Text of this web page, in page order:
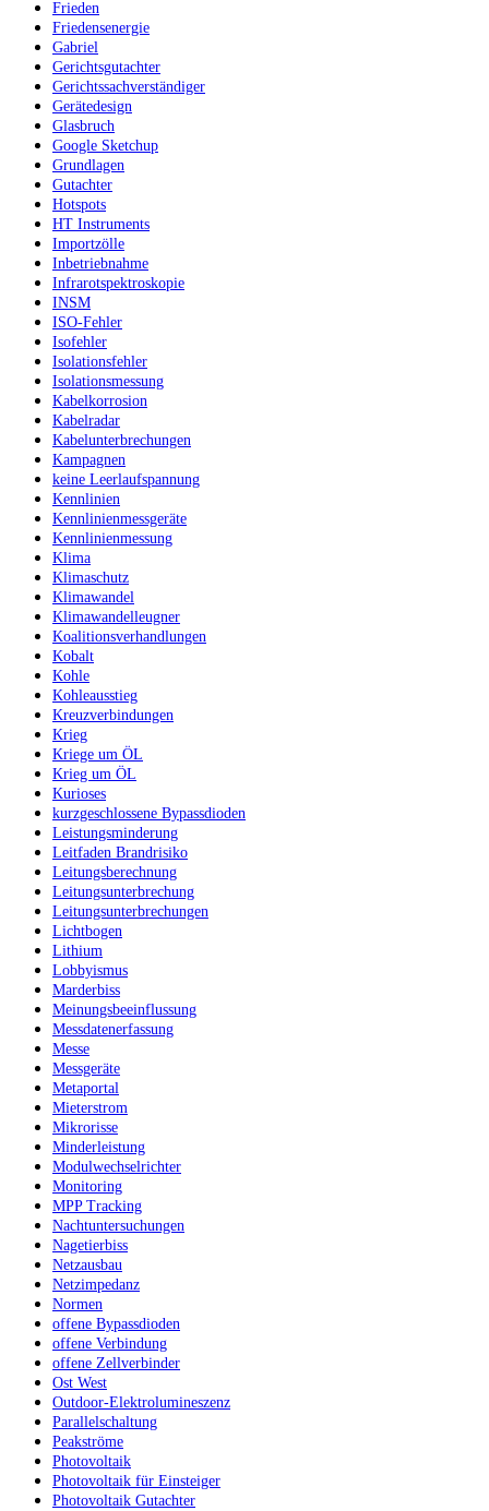
Frieden
Friedensenergie
Gabriel
Gerichtsgutachter
Gerichtssachverständiger
Gerätedesign
Glasbruch
Google Sketchup
Grundlagen
Gutachter
Hotspots
HT Instruments
Importzölle
Inbetriebnahme
Infrarotspektroskopie
INSM
ISO-Fehler
Isofehler
Isolationsfehler
Isolationsmessung
Kabelkorrosion
Kabelradar
Kabelunterbrechungen
Kampagnen
keine Leerlaufspannung
Kennlinien
Kennlinienmessgeräte
Kennlinienmessung
Klima
Klimaschutz
Klimawandel
Klimawandelleugner
Koalitionsverhandlungen
Kobalt
Kohle
Kohleausstieg
Kreuzverbindungen
Krieg
Kriege um ÖL
Krieg um ÖL
Kurioses
kurzgeschlossene Bypassdioden
Leistungsminderung
Leitfaden Brandrisiko
Leitungsberechnung
Leitungsunterbrechung
Leitungsunterbrechungen
Lichtbogen
Lithium
Lobbyismus
Marderbiss
Meinungsbeeinflussung
Messdatenerfassung
Messe
Messgeräte
Metaportal
Mieterstrom
Mikrorisse
Minderleistung
Modulwechselrichter
Monitoring
MPP Tracking
Nachtuntersuchungen
Nagetierbiss
Netzausbau
Netzimpedanz
Normen
offene Bypassdioden
offene Verbindung
offene Zellverbinder
Ost West
Outdoor-Elektrolumineszenz
Parallelschaltung
Peakströme
Photovoltaik
Photovoltaik für Einsteiger
Photovoltaik Gutachter